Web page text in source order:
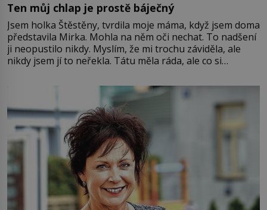
Ten můj chlap je prostě báječný
Jsem holka Štěstěny, tvrdila moje máma, když jsem doma
představila Mirka. Mohla na něm oči nechat. To nadšení
ji neopustilo nikdy. Myslím, že mi trochu záviděla, ale
nikdy jsem jí to neřekla. Tátu měla ráda, ale co si
Jsme spolu moc rádi Tehdy byla jiná doba, když